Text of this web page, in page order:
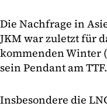
Die Nachfrage in
JKM war zuletzt für
kommenden Winter
sein Pendant am TTF.
Insbesondere die